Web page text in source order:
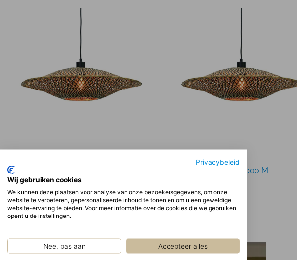
Privacybeleid
Wij gebruiken cookies
We kunnen deze plaatsen voor analyse van onze bezoekersgegevens, om onze
website te verbeteren, gepersonaliseerde inhoud te tonen en om u een geweldige
website-ervaring te bieden. Voor meer informatie over de cookies die we gebruiken
opent u de instellingen.
Nee, pas aan Accepteer alles
Pendelarmatuur Bamboo S Pendelarmatuur Bamboo M